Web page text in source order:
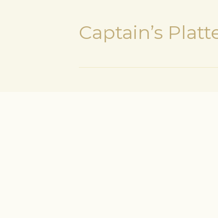
Captain’s